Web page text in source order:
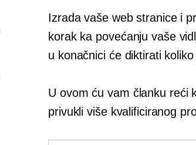
Izrada vaše web stranice i
korak ka povećanju vaše
u konačnici će diktirati
U ovom ću vam članku reći
privukli više kvalificiranog